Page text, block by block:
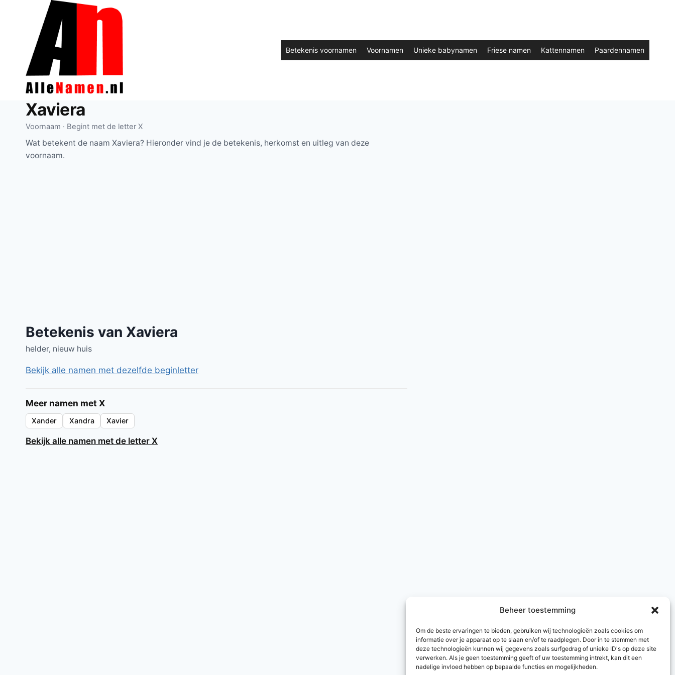
Beheer toestemming
Om de beste ervaringen te bieden, gebruiken wij technologieën zoals cookies om
informatie over je apparaat op te slaan en/of te raadplegen. Door in te stemmen met
deze technologieën kunnen wij gegevens zoals surfgedrag of unieke ID's op deze site
verwerken. Als je geen toestemming geeft of uw toestemming intrekt, kan dit een
nadelige invloed hebben op bepaalde functies en mogelijkheden.
Betekenis voornamen Voornamen Unieke babynamen Friese namen Kattennamen Paardennamen
Xaviera
Voornaam · Begint met de letter X
Wat betekent de naam Xaviera? Hieronder vind je de betekenis, herkomst en uitleg van deze
voornaam.
Betekenis van Xaviera
helder, nieuw huis
Bekijk alle namen met dezelfde beginletter
Meer namen met X
Xander Xandra Xavier
Bekijk alle namen met de letter X